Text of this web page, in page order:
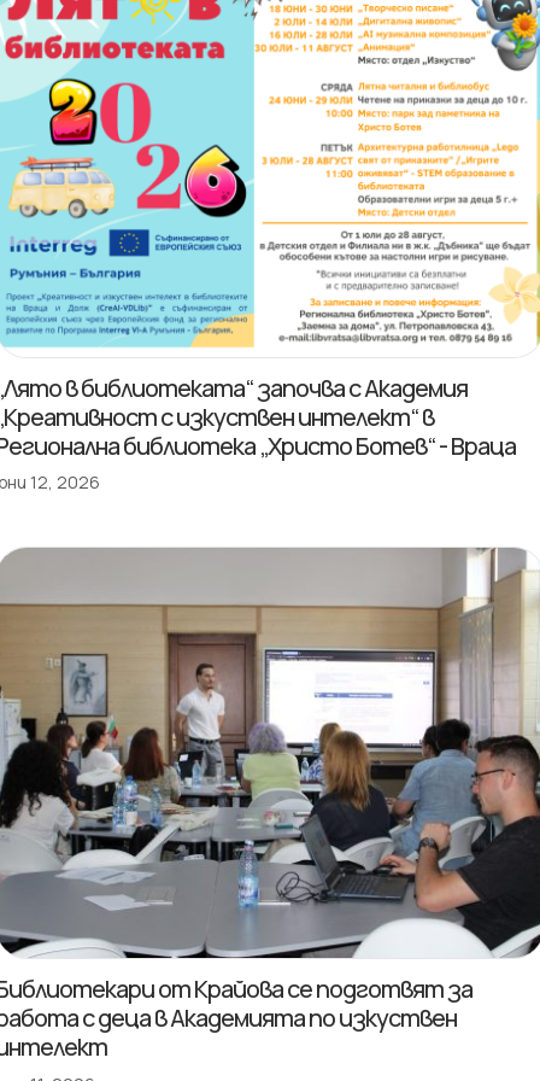
в библиотеката“ започва с Академия
с изкуствен интелект“ в
библиотека „Христо Ботев“ - Враца
12, 2026
от Крайова се подготвят за
с деца в Академията по изкуствен